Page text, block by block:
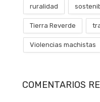
ruralidad
Tierra Reverde
Violencias machistas
COMENTARIOS